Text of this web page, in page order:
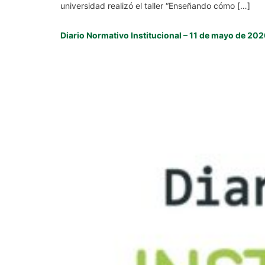
universidad realizó el taller “Enseñando cómo […]
Diario Normativo Institucional – 11 de mayo de